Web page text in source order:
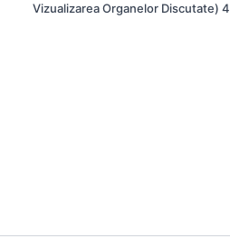
Vizualizarea Organelor Discutate) 4